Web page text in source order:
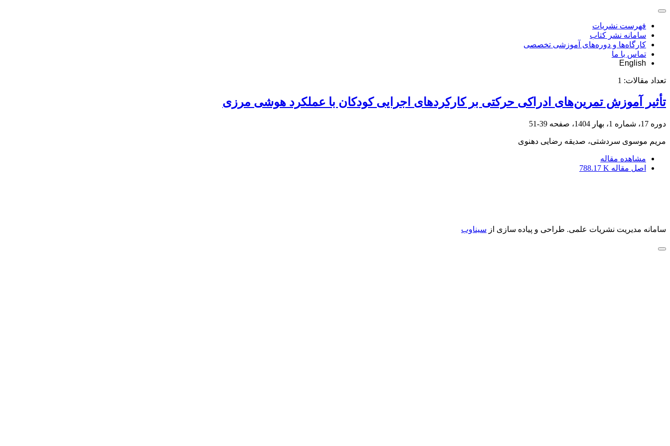
فهرست نشریات
سامانه نشر کتاب
کارگاه‌ها و دوره‌های آموزشی تخصصی
تماس با ما
English
تعداد مقالات: 1
تأثیر آموزش تمرین‌های ادراکی حرکتی بر کارکردهای اجرایی کودکان با عملکرد هوشی مرزی
دوره 17، شماره 1، بهار 1404، صفحه 39-51
مریم موسوی سردشتی، صدیقه رضایی دهنوی
مشاهده مقاله
اصل مقاله 788.17 K
سامانه مدیریت نشریات علمی. طراحی و پیاده سازی از سیناوب